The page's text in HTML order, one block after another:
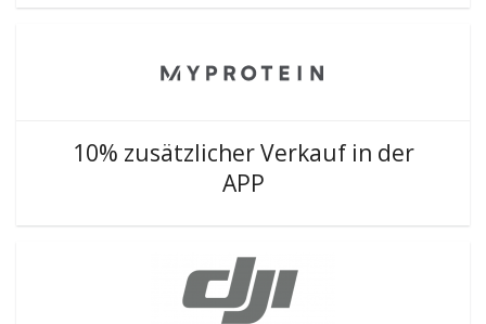
10% zusätzlicher Verkauf in der
APP